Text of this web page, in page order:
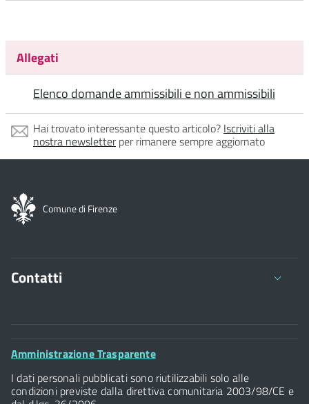
Allegati
Elenco domande ammissibili e non ammissibili
Hai trovato interessante questo articolo? Iscriviti alla
nostra newsletterper rimanere sempre aggiornato
Comune di Firenze
Contatti
Comune di Firenze
Palazzo Vecchio
Piazza della Signoria - 50122, Firenze
P.IVA 01307110484
Footer
Amministrazione Trasparente
I dati personali pubblicati sono riutilizzabili solo alle
condizioni previste dalla direttiva comunitaria 2003/98/CE e